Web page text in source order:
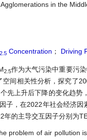
in the
2.5 Concentration ； Driving
2.5作为大气污染中重要污
间相关性分析，探究了
先上升后下降的变化趋势
子，在2022年社会经济因
的主导交互因子分别为
problem of air pollution